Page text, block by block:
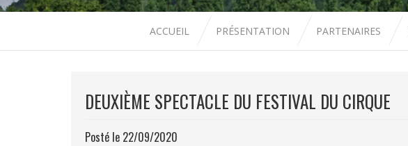
ACCUEIL PRÉSENTATION PARTENAIRES
DEUXIÈME SPECTACLE DU FESTIVAL DU CIRQUE
Posté le 22/09/2020